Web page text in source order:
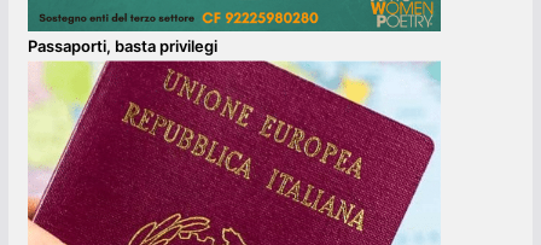
Passaporti, basta privilegi